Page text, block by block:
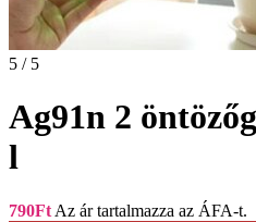
5 / 5
Ag91n 2
l
790Ft Az ár tartalmazza az ÁFA-t.